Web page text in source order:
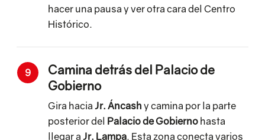
hacer una pausa y ver otra cara del Centro
Histórico.
9
Camina detrás del Palacio de
Gobierno
Gira hacia Jr. Áncash y camina por la parte
posterior del Palacio de Gobierno hasta
llegar a Jr. Lampa. Esta zona conecta varios